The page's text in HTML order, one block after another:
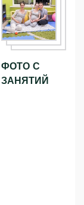
ФОТО С
ЗАНЯТИЙ